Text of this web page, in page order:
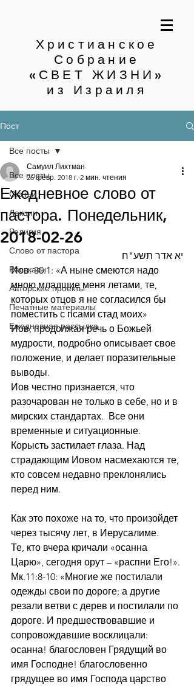
Христианское
Собрание
«СВЕТ ЖИЗНИ»
из Израиля
Пост
Все посты
Статьи
Лекции
Религия
Слово от пастора
Рассказы
Авторские проекты
Печатные материалы
Ежедневная рассылка
Все посты
Ежедневное слово от
пастора. Понедельник,
2018-02-26
Самуил Лихтман
26 февр. 2018 г. 2 мин. чтения
יא אדר תשע"ח
Иов. 30:1: «А ныне смеются надо
мною младшие меня летами, те,
которых отцов я не согласился бы
поместить с псами стад моих»
Иов, продолжая речь о Божьей
мудрости, подробно описывает свое
положение, и делает поразительные
выводы.
Иов честно признается, что
разочарован не только в себе, но и в
мирских стандартах.  Все они
временные и ситуационные.
Корысть застилает глаза. Над
страдающим Иовом насмехаются те,
кто совсем недавно преклонялись
перед ним.
Как это похоже на то, что произойдет
через тысячу лет, в Иерусалиме.
Те, кто вчера кричали «осанна
Царю», сегодня орут – «распни Его!».
Мк.11:8-10: «Многие же постилали
одежды свои по дороге; а другие
резали ветви с дерев и постилали по
дороге. И предшествовавшие и
сопровождавшие восклицали:
осанна! благословен Грядущий во
имя Господне! благословенно
грядущее во имя Господа царство